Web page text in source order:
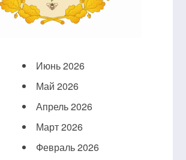
Июнь 2026
Май 2026
Апрель 2026
Март 2026
Февраль 2026